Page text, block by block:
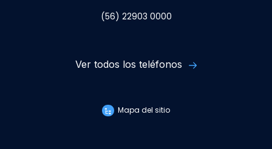
(56) 22903 0000
Ver todos los teléfonos
Mapa del sitio